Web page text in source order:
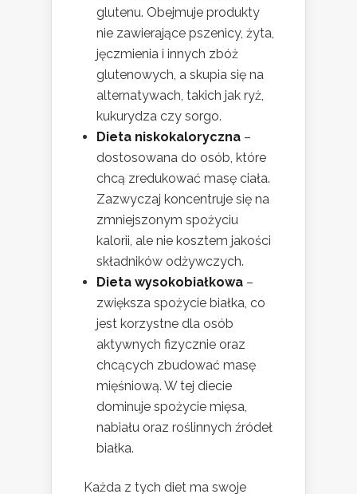
glutenu. Obejmuje produkty
nie zawierające pszenicy, żyta,
jęczmienia i innych zbóż
glutenowych, a skupia się na
alternatywach, takich jak ryż,
kukurydza czy sorgo.
Dieta niskokaloryczna –
dostosowana do osób, które
chcą zredukować masę ciała.
Zazwyczaj koncentruje się na
zmniejszonym spożyciu
kalorii, ale nie kosztem jakości
składników odżywczych.
Dieta wysokobiałkowa –
zwiększa spożycie białka, co
jest korzystne dla osób
aktywnych fizycznie oraz
chcących zbudować masę
mięśniową. W tej diecie
dominuje spożycie mięsa,
nabiału oraz roślinnych źródeł
białka.
Każda z tych diet ma swoje